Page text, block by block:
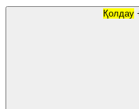
Қолдау